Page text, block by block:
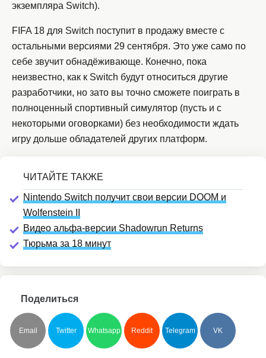
экземпляра Switch).
FIFA 18 для Switch поступит в продажу вместе с
остальными версиями 29 сентября. Это уже само по
себе звучит обнадёживающе. Конечно, пока
неизвестно, как к Switch будут относиться другие
разработчики, но зато вы точно сможете поиграть в
полноценный спортивный симулятор (пусть и с
некоторыми оговорками) без необходимости ждать
игру дольше обладателей других платформ.
Nintendo Switch получит свои версии DOOM и
Wolfenstein II
Видео альфа-версии Shadowrun Returns
Тюрьма за 18 минут
Поделиться
Email Twitter Whatsapp Reddit Telegram VK